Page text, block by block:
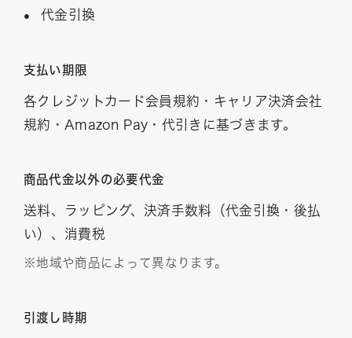
代金引換
支払い期限
各クレジットカード会員規約・キャリア決済会社
規約・Amazon Pay・代引きに基づきます。
商品代金以外の必要代金
送料、ラッピング、決済手数料（代金引換・後払
い）、消費税
※地域や商品によって異なります。
引渡し時期